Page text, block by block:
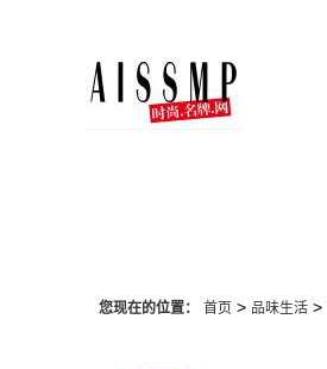
您现在的位置： 首页> 品味生活>